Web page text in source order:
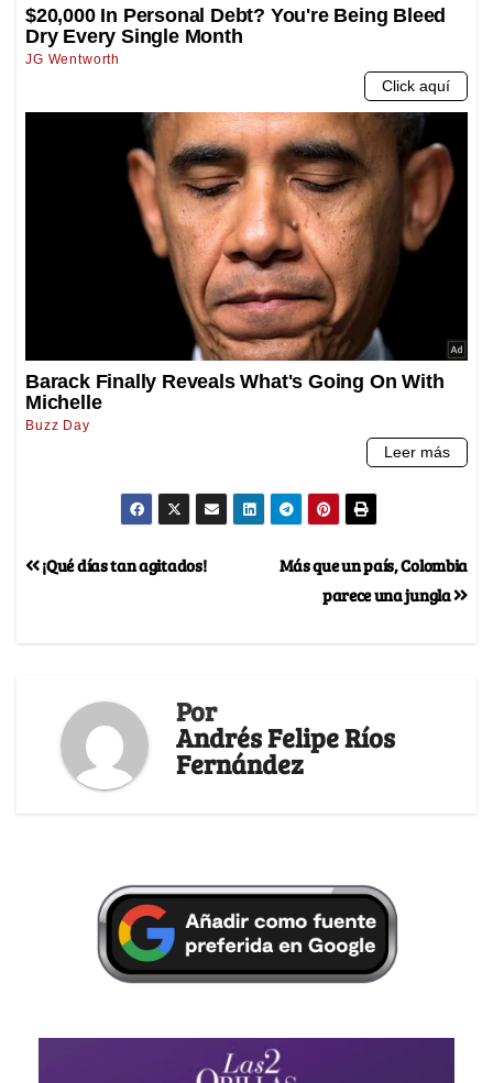
Más que un país, Colombia
parece una jungla
¡Qué días tan agitados!
Por
Andrés Felipe Ríos
Fernández